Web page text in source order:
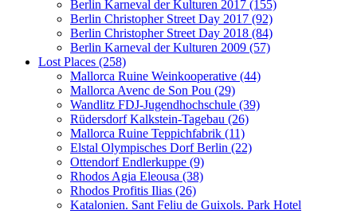
Berlin Karneval der Kulturen 2017 (155)
Berlin Christopher Street Day 2017 (92)
Berlin Christopher Street Day 2018 (84)
Berlin Karneval der Kulturen 2009 (57)
Lost Places (258)
Mallorca Ruine Weinkooperative (44)
Mallorca Avenc de Son Pou (29)
Wandlitz FDJ-Jugendhochschule (39)
Rüdersdorf Kalkstein-Tagebau (26)
Mallorca Ruine Teppichfabrik (11)
Elstal Olympisches Dorf Berlin (22)
Ottendorf Endlerkuppe (9)
Rhodos Agia Eleousa (38)
Rhodos Profitis Ilias (26)
Katalonien. Sant Feliu de Guixols. Park Hotel